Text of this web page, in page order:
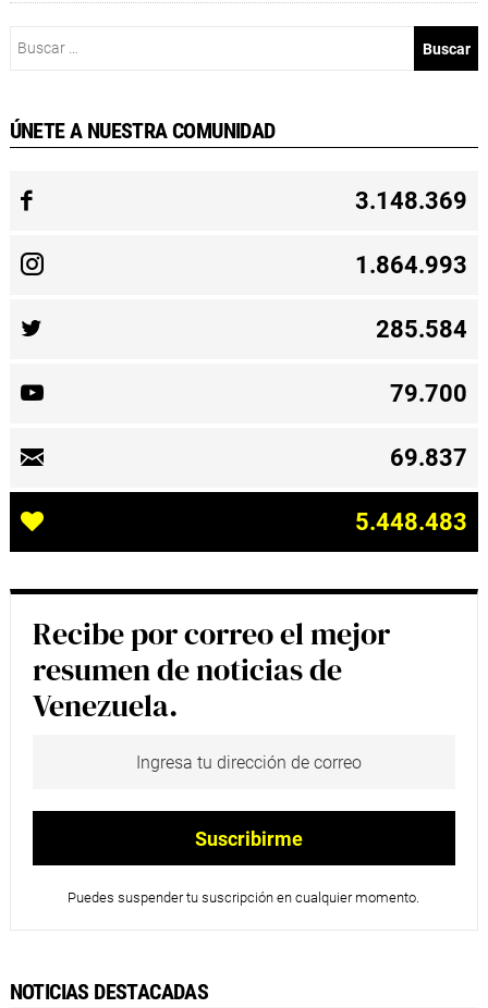
ÚNETE A NUESTRA COMUNIDAD
3.148.369
1.864.993
285.584
79.700
69.837
5.448.483
Recibe por correo el mejor
resumen de noticias de
Venezuela.
Puedes suspender tu suscripción en cualquier momento.
NOTICIAS DESTACADAS